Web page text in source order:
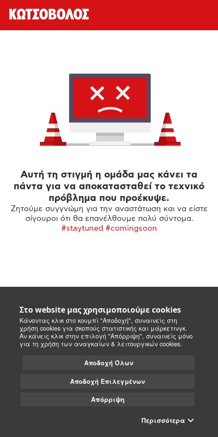
Στο website μας χρησιμοποιούμε cookies
Κάνοντας κλικ στο κουμπί "Αποδοχή", συναινείς στη
χρήση cookies για σκοπούς στατιστικής και μάρκετινγκ.
Αν κάνεις κλικ στην επιλογή "Απόρριψη", συναινείς μόνο
για τη χρήση των αναγκαίων & λειτουργικών cookies.
Αποδοχή Όλων
Αποδοχή Επιλεγμένων
Απόρριψη
Περισσότερα
Αυτή τη στιγμή η ομάδα μας κάνει τα
πάντα για να αποκατασταθεί το τεχνικό
πρόβλημα που προέκυψε.
Ζητούμε συγγνώμη για την αναστάτωση και να είστε
σίγουροι ότι θα επανέλθουμε πολύ σύντομα.
#staytuned #comingsoon